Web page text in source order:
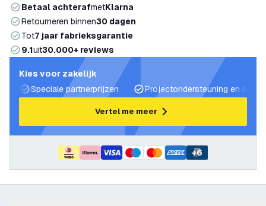
Betaal achterafmetKlarna
Retourneren binnen30 dagen
Tot7 jaar fabrieksgarantie
9.1uit30.000+ reviews
Kies voor zakelijk
Speciale partnerprijzen
Projectondersteuning en
Vertel me meer
+6